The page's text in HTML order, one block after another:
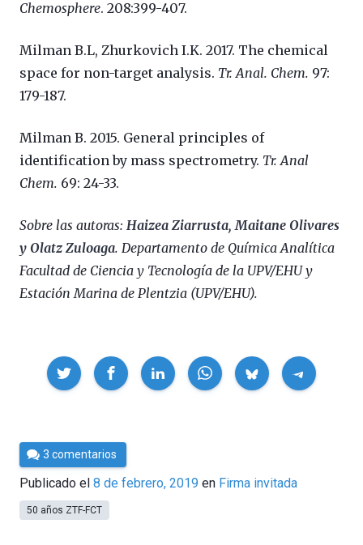
Chemosphere. 208:399-407.
Milman B.L, Zhurkovich I.K. 2017. The chemical
space for non-target analysis. Tr. Anal. Chem. 97:
179-187.
Milman B. 2015. General principles of
identification by mass spectrometry. Tr. Anal
Chem. 69: 24-33.
Sobre las autoras: Haizea Ziarrusta, Maitane Olivares
y Olatz Zuloaga. Departamento de Química Analítica
Facultad de Ciencia y Tecnología de la UPV/EHU y
Estación Marina de Plentzia (UPV/EHU).
Compartir
Por
César
Tomé
3 comentarios
Publicado el 8 de febrero, 2019 en Firma invitada
50 años ZTF-FCT